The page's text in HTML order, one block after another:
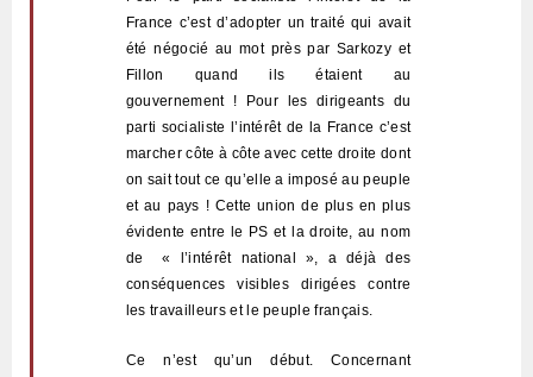
France c’est d’adopter un traité qui avait
été négocié au mot près par Sarkozy et
Fillon quand ils étaient au
gouvernement ! Pour les dirigeants du
parti socialiste l’intérêt de la France c’est
marcher côte à côte avec cette droite dont
on sait tout ce qu’elle a imposé au peuple
et au pays ! Cette union de plus en plus
évidente entre le PS et la droite, au nom
de
« l’intérêt national », a déjà des
conséquences visibles dirigées contre
les travailleurs et le peuple français.
Ce n’est qu’un début. Concernant